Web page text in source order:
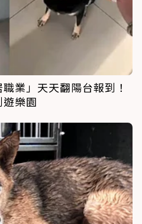
業」天天翻陽台報到！
樂園